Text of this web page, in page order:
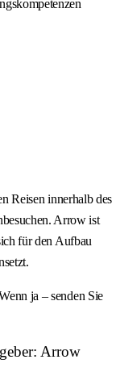
Reisen innerhalb des
Arrow ist
für den Aufbau
ja – senden Sie
Arrow